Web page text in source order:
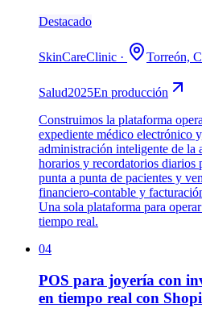
Destacado
SkinCareClinic · Torreón,
Salud2025En producción
Construimos la plataforma
expediente médico electrónico
administración inteligente de la
horarios y recordatorios
punta a punta de pacientes y
financiero-contable y
Una sola plataforma para
tiempo real.
04
POS para joyería con
en tiempo real con